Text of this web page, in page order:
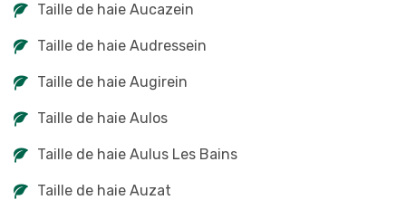
Taille de haie Aucazein
Taille de haie Audressein
Taille de haie Augirein
Taille de haie Aulos
Taille de haie Aulus Les Bains
Taille de haie Auzat